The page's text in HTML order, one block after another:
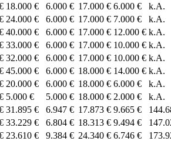
18.000 € 6.000 € 17.000 € 6.000 €
k.A.
24.000 € 6.000 € 17.000 € 7.000 €
k.A.
40.000 € 6.000 € 17.000 € 12.000 € k.A.
33.000 € 6.000 € 17.000 € 10.000 € k.A.
32.000 € 6.000 € 17.000 € 10.000 € k.A.
45.000 € 6.000 € 18.000 € 14.000 € k.A.
20.000 € 6.000 € 18.000 € 6.000 €
k.A.
5.000 € 5.000 € 18.000 € 2.000 €
k.A.
31.895 € 6.947 € 17.873 € 9.665 €
33.229 € 6.804 € 18.313 € 9.494 €
23.610 € 9.384 € 24.340 € 6.746 €